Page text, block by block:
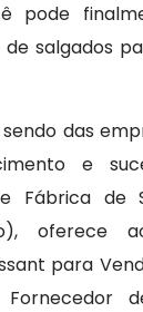
pode
de salgados
das
e
Fábrica de
oferece
para